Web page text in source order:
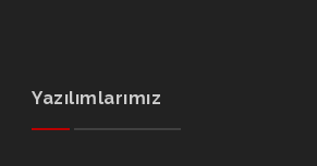
Yazılımlarımız